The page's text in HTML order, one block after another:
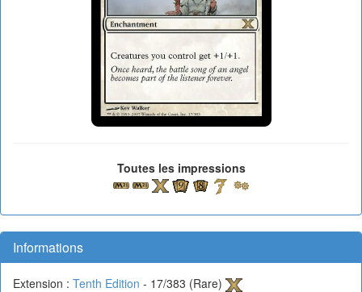
Toutes les impressions
Informations
Extension : Tenth Edition - 17/383 (Rare)